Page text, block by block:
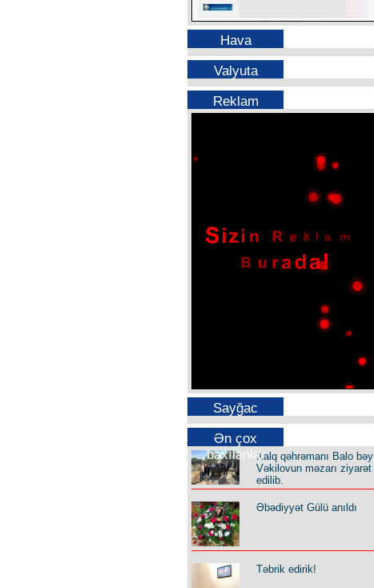
Hava
Valyuta
Reklam
Sayğac
Ən çox
baxılanlarXalq qəhrəmanı Balo bəy
Vəkilovun məzarı ziyarət
edilib.
Əbədiyyət Gülü anıldı
Təbrik edirik!